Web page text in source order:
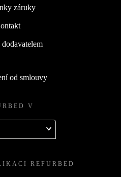
záruky
dodavatelem
od smlouvy
V
REFURBED